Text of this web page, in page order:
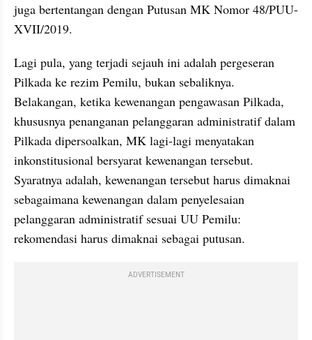
juga bertentangan dengan Putusan MK Nomor 48/PUU-
XVII/2019.
Lagi pula, yang terjadi sejauh ini adalah pergeseran
Pilkada ke rezim Pemilu, bukan sebaliknya.
Belakangan, ketika kewenangan pengawasan Pilkada,
khususnya penanganan pelanggaran administratif dalam
Pilkada dipersoalkan, MK lagi-lagi menyatakan
inkonstitusional bersyarat kewenangan tersebut.
Syaratnya adalah, kewenangan tersebut harus dimaknai
sebagaimana kewenangan dalam penyelesaian
pelanggaran administratif sesuai UU Pemilu:
rekomendasi harus dimaknai sebagai putusan.
ADVERTISEMENT